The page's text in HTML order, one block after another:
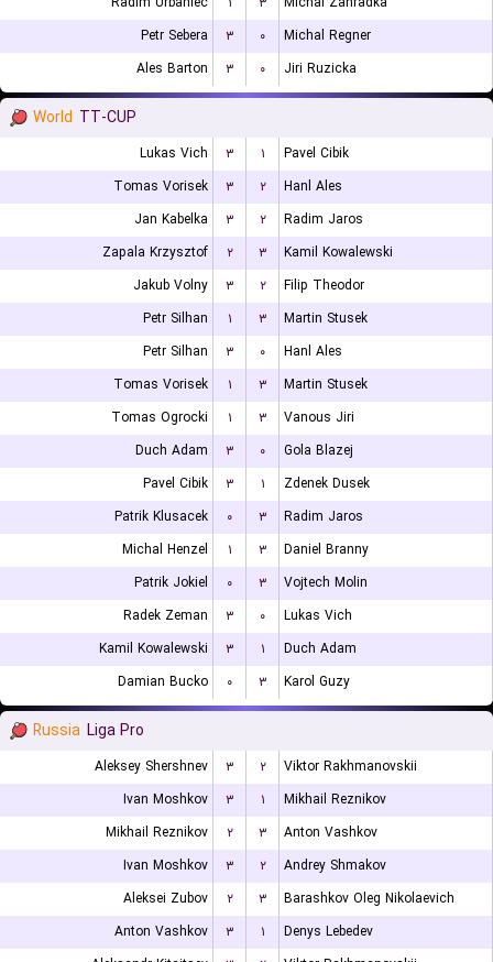
Petr Sebera
۳ ۰
Michal Regner
Ales Barton
۳ ۰ Jiri Ruzicka
World TT-CUP
Lukas Vich ۳ ۱
Pavel Cibik
Tomas Vorisek
۳ ۲
Hanl Ales
Jan Kabelka
۳ ۲
Radim Jaros
Zapala Krzysztof
۲ ۳
Kamil Kowalewski
Jakub Volny
۳ ۲
Filip Theodor
Petr Silhan
۱ ۳
Martin Stusek
Petr Silhan
۳ ۰
Hanl Ales
Tomas Vorisek
۱ ۳
Martin Stusek
Tomas Ogrocki
۱ ۳
Vanous Jiri
Duch Adam
۳ ۰
Gola Blazej
Pavel Cibik
۳ ۱
Zdenek Dusek
Patrik Klusacek
۰ ۳
Radim Jaros
Michal Henzel
۱ ۳
Daniel Branny
Patrik Jokiel
۰ ۳
Vojtech Molin
Radek Zeman
۳ ۰
Lukas Vich
Kamil Kowalewski
۳ ۱
Duch Adam
Damian Bucko
۰ ۳ Karol Guzy
Russia Liga Pro
Aleksey Shershnev ۳ ۲
Viktor Rakhmanovskii
Ivan Moshkov
۳ ۱
Mikhail Reznikov
Mikhail Reznikov
۲ ۳
Anton Vashkov
Ivan Moshkov
۳ ۲
Andrey Shmakov
Aleksei Zubov
۲ ۳
Barashkov Oleg Nikolaevich
Anton Vashkov
۳ ۱
Denys Lebedev